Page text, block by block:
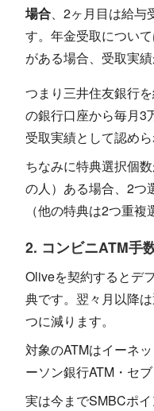
場合、2ヶ月目は給与
す。年金受取につい
がある場合、受取実
つまり三井住友銀行
の銀行口座から毎月3
受取実績として認めら
ちなみに特典選択個
の人）ある場合、2つ
（他の特典は2つ重複
2. コンビニATM手
Oliveを契約するとデ
典です。翌々月以降
つに減ります。
対象のATMはイーネ
ーソン銀行ATM・セブ
実は今までSMBCポ